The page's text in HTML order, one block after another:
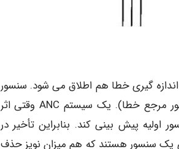
گیری خطا هم اطلاق می شود. سنسور
ثانویه در محلی نصب می شود که بتوانیم اطلاعاتی راجع به نویز کسب کنیم (سنسور مرجع خطا). یک سیستم ANC وقتی اثر
پیش بینی کند. بنابراین تأخیر در
یک سنسور هستند که هم میزان نویز حذف